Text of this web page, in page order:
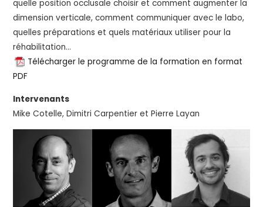
quelle position occlusale choisir et comment augmenter la
dimension verticale, comment communiquer avec le labo,
quelles préparations et quels matériaux utiliser pour la
réhabilitation…
Télécharger le programme de la formation en format
PDF
Intervenants
Mike Cotelle, Dimitri Carpentier et Pierre Layan